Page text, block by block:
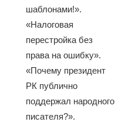
шаблонами!».
«Налоговая
перестройка без
права на ошибку».
«Почему президент
РК публично
поддержал народного
писателя?».